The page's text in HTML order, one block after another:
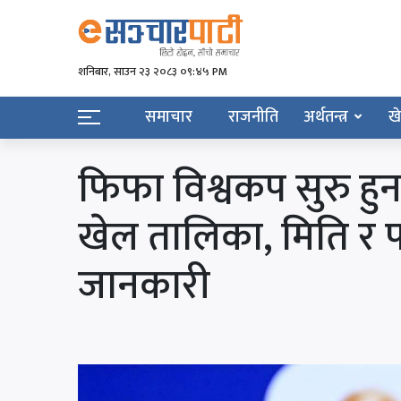
शनिबार, साउन २३ २०८३ ०९:४५ PM
समाचार राजनीति अर्थतन्त्र
फिफा विश्वकप सुरु
खेल तालिका, मिति
जानकारी